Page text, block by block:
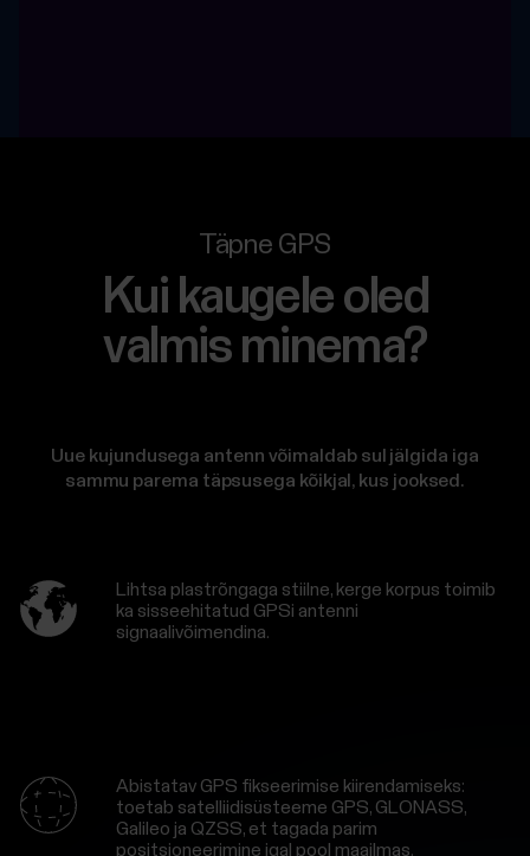
Täpne GPS
Kui kaugele oled
valmis minema?
Uue kujundusega antenn võimaldab sul jälgida iga
sammu parema täpsusega kõikjal, kus jooksed.
Lihtsa plastrõngaga stiilne, kerge korpus toimib
ka sisseehitatud GPSi antenni
signaalivõimendina.
Abistatav GPS fikseerimise kiirendamiseks:
toetab satelliidisüsteeme GPS, GLONASS,
Galileo ja QZSS, et tagada parim
positsioneerimine igal pool maailmas.